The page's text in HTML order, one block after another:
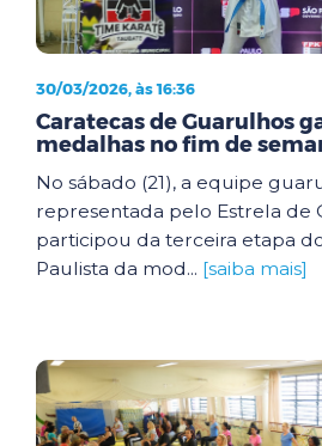
30/03/2026, às 16:36
Caratecas de Guarulhos
medalhas no fim de
No sábado (21), a equipe
representada pelo Estrela de
participou da terceira etapa
Paulista da mod... [saiba mais]